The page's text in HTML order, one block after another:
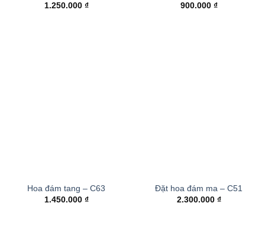
1.250.000 ₫
900.000 ₫
Hoa đám tang – C63
1.450.000 ₫
Đặt hoa đám ma – C51
2.300.000 ₫